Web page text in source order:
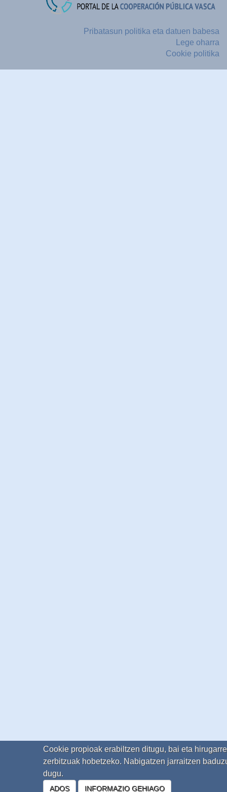
Pribatasun politika eta datuen babesa
Lege oharra
Cookie politika
Cookie propioak erabiltzen ditugu, bai eta
zerbitzuak hobetzeko. Nabigatzen jarraitzen
dugu.
ADOS INFORMAZIO GEHIAGO